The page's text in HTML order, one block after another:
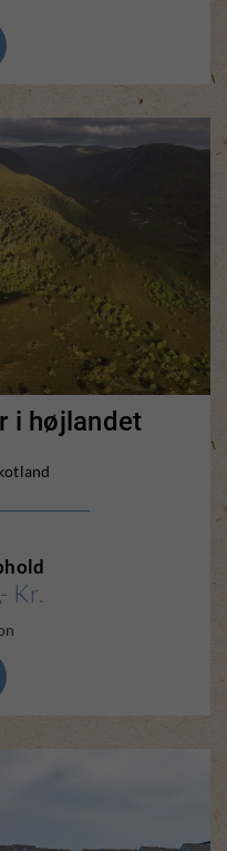
i højlandet
Kr.